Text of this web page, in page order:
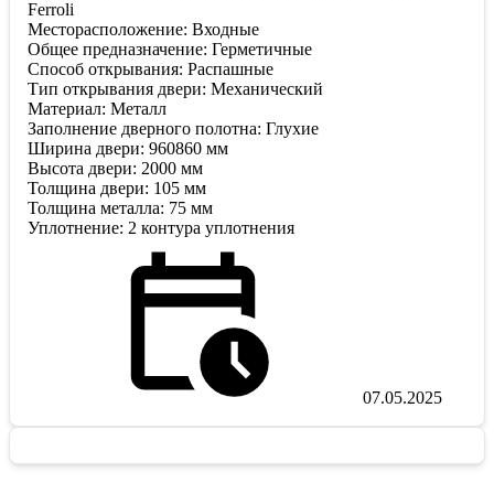
Ferroli
Месторасположение: Входные
Общее предназначение: Герметичные
Способ открывания: Распашные
Тип открывания двери: Механический
Материал: Металл
Заполнение дверного полотна: Глухие
Ширина двери: 960860 мм
Высота двери: 2000 мм
Толщина двери: 105 мм
Толщина металла: 75 мм
Уплотнение: 2 контура уплотнения
07.05.2025